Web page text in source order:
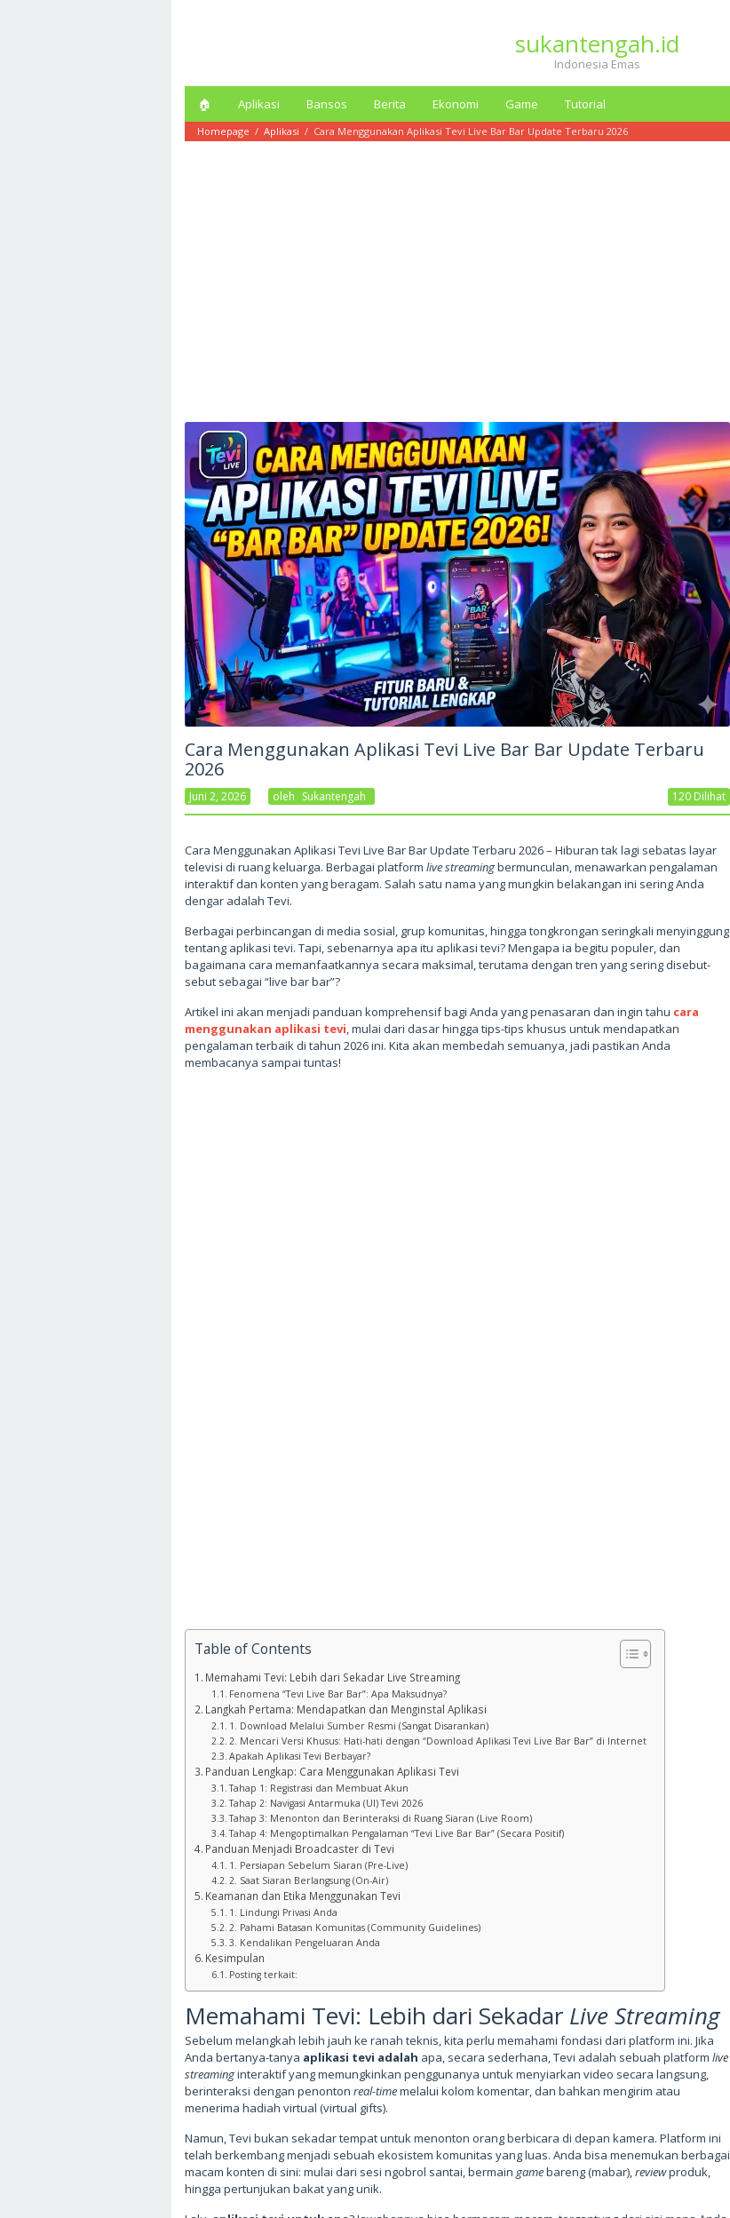
sukantengah.id
Indonesia Emas
🏠︎ Aplikasi Bansos Berita Ekonomi Game Tutorial
Homepage / Aplikasi / Cara Menggunakan Aplikasi Tevi Live Bar Bar Update Terbaru 2026
Cara Menggunakan Aplikasi Tevi Live Bar Bar Update Terbaru
2026
Juni 2, 2026 Oleh Sukantengah 120 Dilihat
Cara Menggunakan Aplikasi Tevi Live Bar Bar Update Terbaru 2026 – Hiburan tak lagi sebatas layar
televisi di ruang keluarga. Berbagai platform live streamingbermunculan, menawarkan pengalaman
interaktif dan konten yang beragam. Salah satu nama yang mungkin belakangan ini sering Anda
dengar adalah Tevi.
Berbagai perbincangan di media sosial, grup komunitas, hingga tongkrongan seringkali menyinggung
tentang aplikasi tevi. Tapi, sebenarnya apa itu aplikasi tevi? Mengapa ia begitu populer, dan
bagaimana cara memanfaatkannya secara maksimal, terutama dengan tren yang sering disebut-
sebut sebagai “live bar bar”?
Artikel ini akan menjadi panduan komprehensif bagi Anda yang penasaran dan ingin tahu cara
menggunakan aplikasi tevi, mulai dari dasar hingga tips-tips khusus untuk mendapatkan
pengalaman terbaik di tahun 2026 ini. Kita akan membedah semuanya, jadi pastikan Anda
membacanya sampai tuntas!
Table of Contents
Memahami Tevi: Lebih dari Sekadar Live Streaming
Fenomena “Tevi Live Bar Bar”: Apa Maksudnya?
Langkah Pertama: Mendapatkan dan Menginstal Aplikasi
1. Download Melalui Sumber Resmi (Sangat Disarankan)
2. Mencari Versi Khusus: Hati-hati dengan “Download Aplikasi Tevi Live Bar Bar” di Internet
Apakah Aplikasi Tevi Berbayar?
Panduan Lengkap: Cara Menggunakan Aplikasi Tevi
Tahap 1: Registrasi dan Membuat Akun
Tahap 2: Navigasi Antarmuka (UI) Tevi 2026
Tahap 3: Menonton dan Berinteraksi di Ruang Siaran (Live Room)
Tahap 4: Mengoptimalkan Pengalaman “Tevi Live Bar Bar” (Secara Positif)
Panduan Menjadi Broadcaster di Tevi
1. Persiapan Sebelum Siaran (Pre-Live)
2. Saat Siaran Berlangsung (On-Air)
Keamanan dan Etika Menggunakan Tevi
1. Lindungi Privasi Anda
2. Pahami Batasan Komunitas (Community Guidelines)
3. Kendalikan Pengeluaran Anda
Kesimpulan
Posting terkait:
Memahami Tevi: Lebih dari Sekadar Live Streaming
Sebelum melangkah lebih jauh ke ranah teknis, kita perlu memahami fondasi dari platform ini. Jika
Anda bertanya-tanya aplikasi tevi adalah apa, secara sederhana, Tevi adalah sebuah platform live
streaminginteraktif yang memungkinkan penggunanya untuk menyiarkan video secara langsung,
berinteraksi dengan penonton real-timemelalui kolom komentar, dan bahkan mengirim atau
menerima hadiah virtual (virtual gifts).
Namun, Tevi bukan sekadar tempat untuk menonton orang berbicara di depan kamera. Platform ini
telah berkembang menjadi sebuah ekosistem komunitas yang luas. Anda bisa menemukan berbagai
macam konten di sini: mulai dari sesi ngobrol santai, bermain gamebareng (mabar),reviewproduk,
hingga pertunjukan bakat yang unik.